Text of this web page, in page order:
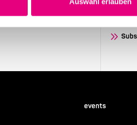
festival. Receive
events